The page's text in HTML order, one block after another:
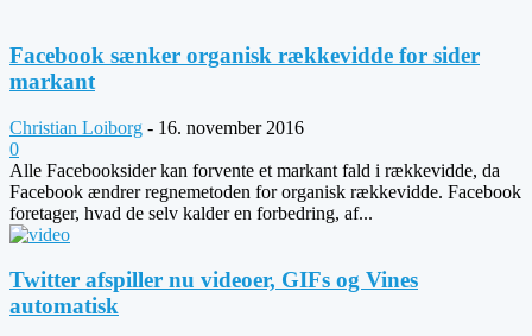
Facebook sænker organisk rækkevidde for sider
markant
Christian Loiborg - 16. november 2016
0
Alle Facebooksider kan forvente et markant fald i rækkevidde, da
Facebook ændrer regnemetoden for organisk rækkevidde. Facebook
foretager, hvad de selv kalder en forbedring, af...
Twitter afspiller nu videoer, GIFs og Vines
automatisk